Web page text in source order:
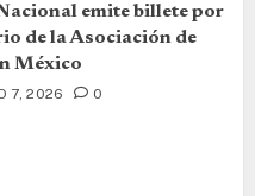
emite billete por
de la Asociación de
México
7, 2026 0